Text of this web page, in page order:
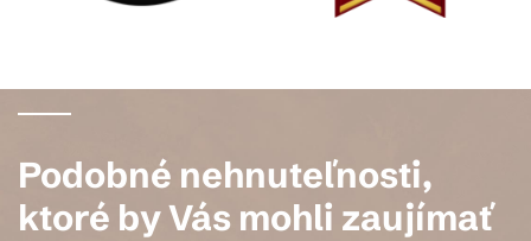
Podobné nehnuteľnosti,
ktoré by Vás mohli zaujímať